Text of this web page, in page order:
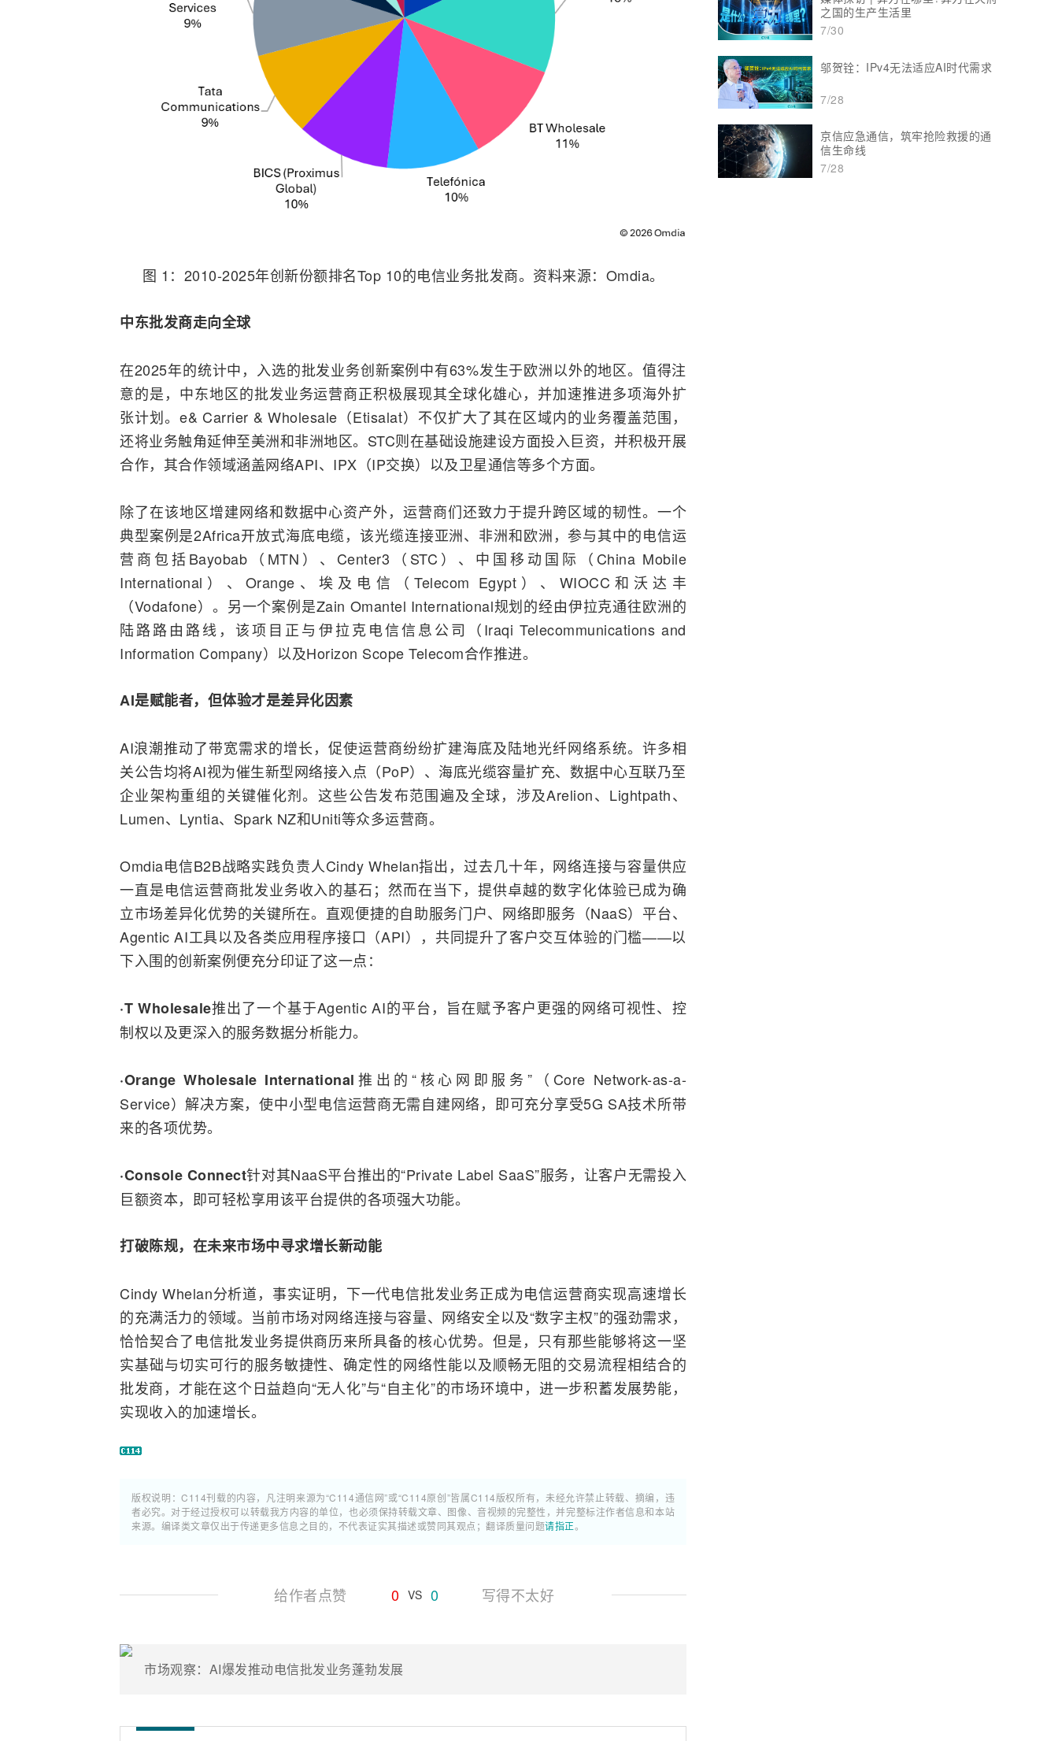
图 1：2010-2025年创新份额排名Top 10的电信业务批发商。资料来源：Omdia。
中东批发商走向全球
在2025年的统计中，入选的批发业务创新案例中有63%发生于欧洲以外的地区。值得注
意的是，中东地区的批发业务运营商正积极展现其全球化雄心，并加速推进多项海外扩
张计划。e& Carrier & Wholesale（Etisalat）不仅扩大了其在区域内的业务覆盖范围，
还将业务触角延伸至美洲和非洲地区。STC则在基础设施建设方面投入巨资，并积极开展
合作，其合作领域涵盖网络API、IPX（IP交换）以及卫星通信等多个方面。
除了在该地区增建网络和数据中心资产外，运营商们还致力于提升跨区域的韧性。一个
典型案例是2Africa开放式海底电缆，该光缆连接亚洲、非洲和欧洲，参与其中的电信运
营商包括Bayobab（ MTN ）、Center3（STC）、 中国移动 国际（ China Mobile
International）、Orange、埃及电信（Telecom Egypt）、WIOCC和 沃达丰
（Vodafone）。另一个案例是Zain Omantel International规划的经由伊拉克通往欧洲的
陆路路由路线，该项目正与伊拉克电信信息公司（Iraqi Telecommunications and
Information Company）以及Horizon Scope Telecom合作推进。
AI是赋能者，但体验才是差异化因素
AI浪潮推动了带宽需求的增长，促使运营商纷纷扩建海底及陆地光纤网络系统。许多相
关公告均将AI视为催生新型网络接入点（PoP）、海底光缆容量扩充、数据中心互联乃至
企业架构重组的关键催化剂。这些公告发布范围遍及全球，涉及Arelion、Lightpath、
Lumen、Lyntia、Spark NZ和Uniti等众多运营商。
Omdia电信B2B战略实践负责人Cindy Whelan指出，过去几十年，网络连接与容量供应
一直是电信运营商批发业务收入的基石；然而在当下，提供卓越的数字化体验已成为确
立市场差异化优势的关键所在。直观便捷的自助服务门户、网络即服务（NaaS）平台、
Agentic AI工具以及各类应用程序接口（API），共同提升了客户交互体验的门槛——以
下入围的创新案例便充分印证了这一点：
·T Wholesale推出了一个基于Agentic AI的平台，旨在赋予客户更强的网络可视性、控
制权以及更深入的服务数据分析能力。
·Orange Wholesale International 推出的“核心网即服务”（Core Network-as-a-
Service）解决方案，使中小型电信运营商无需自建网络，即可充分享受5G SA技术所带
来的各项优势。
·Console Connect针对其NaaS平台推出的“Private Label SaaS”服务，让客户无需投入
巨额资本，即可轻松享用该平台提供的各项强大功能。
打破陈规，在未来市场中寻求增长新动能
Cindy Whelan分析道，事实证明，下一代电信批发业务正成为电信运营商实现高速增长
的充满活力的领域。当前市场对网络连接与容量、 网络安全以及“数字主权”的强劲需求，
恰恰契合了电信批发业务提供商历来所具备的核心优势。但是，只有那些能够将这一坚
实基础与切实可行的服务敏捷性、确定性的网络性能以及顺畅无阻的交易流程相结合的
批发商，才能在这个日益趋向“无人化”与“自主化”的市场环境中，进一步积蓄发展势能，
实现收入的加速增长。
版权说明：C114刊载的内容，凡注明来源为“C114通信网”或“C114原创”皆属C114版权所有，未经允许禁止转载、摘编，违
者必究。对于经过授权可以转载我方内容的单位，也必须保持转载文章、图像、音视频的完整性，并完整标注作者信息和本站
来源。编译类文章仅出于传递更多信息之目的，不代表证实其描述或赞同其观点；翻译质量问题请指正。
给作者点赞 0 VS 0 写得不太好
市场观察：AI爆发推动电信批发业务蓬勃发展
之国的生产生活里
7/30
邬贺铨：IPv4无法适应AI时代需求
7/28
京信应急通信，筑牢抢险救援的通
信生命线
7/28